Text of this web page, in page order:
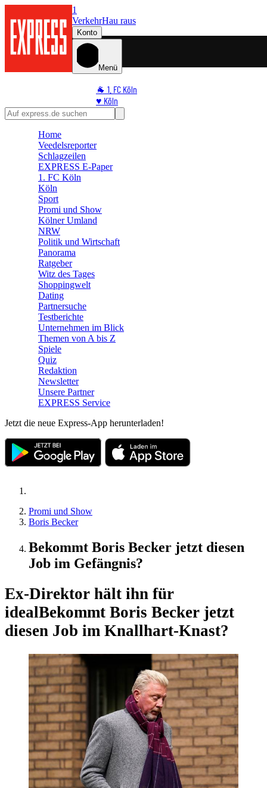
1
VerkehrHau raus
Konto
Menü
🐐 1. FC Köln
♥️ Köln
⭐ Promi
🛒 Shoppingwelt
Home
Veedelsreporter
Schlagzeilen
EXPRESS E-Paper
1. FC Köln
Köln
Sport
Promi und Show
Kölner Umland
NRW
Politik und Wirtschaft
Panorama
Ratgeber
Witz des Tages
Shoppingwelt
Dating
Partnersuche
Testberichte
Unternehmen im Blick
Themen von A bis Z
Spiele
Quiz
Redaktion
Newsletter
Unsere Partner
EXPRESS Service
Jetzt die neue Express-App herunterladen!
Promi und Show
Boris Becker
Bekommt Boris Becker jetzt diesen
Job im Gefängnis?
Ex-Direktor hält ihn für
idealBekommt Boris Becker jetzt
diesen Job im Knallhart-Knast?